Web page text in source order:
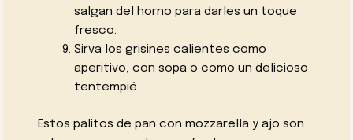
salgan del horno para darles un toque
fresco.
Sirva los grisines calientes como
aperitivo, con sopa o como un delicioso
tentempié.
Estos palitos de pan con mozzarella y ajo son